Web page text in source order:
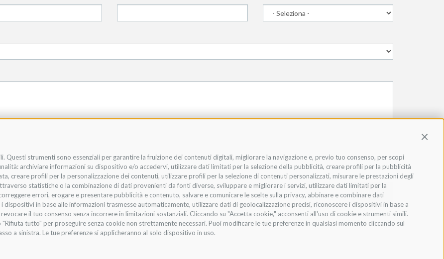
Questi strumenti sono essenziali per garantire la fruizione dei contenuti digitali, migliorare la navigazione e, previo tuo consenso, per scopi
archiviare informazioni su dispositivo e/o accedervi, utilizzare dati limitati per la selezione della pubblicità, creare profili per la pubblicità
creare profili per la personalizzazione dei contenuti, utilizzare profili per la selezione di contenuti personalizzati, misurare le prestazioni degli
statistiche o la combinazione di dati provenienti da fonti diverse, sviluppare e migliorare i servizi, utilizzare dati limitati per la
errori, erogare e presentare pubblicità e contenuto, salvare e comunicare le scelte sulla privacy, abbinare e combinare dati
in base alle informazioni trasmesse automaticamente, utilizzare dati di geolocalizzazione precisi, riconoscere i dispositivi in base a
il tuo consenso senza incorrere in limitazioni sostanziali. Cliccando su "Accetta cookie," acconsenti all'uso di cookie e strumenti simili.
tutto" per proseguire senza cookie non strettamente necessari. Puoi modificare le tue preferenze in qualsiasi momento cliccando sul
a sinistra. Le tue preferenze si applicheranno al solo dispositivo in uso.
INVIA